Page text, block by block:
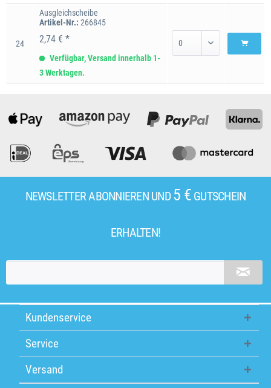
24
Ausgleichscheibe
Artikel-Nr.: 266845
2,74 € *
Verfügbar, Versand innerhalb 1-
3 Werktagen.
NEWSLETTER ABONNIEREN UND 5 €GUTSCHEIN
ERHALTEN!
Kundenservice
Service
Versand